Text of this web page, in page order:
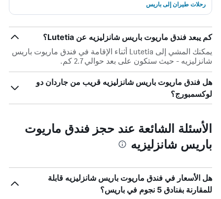
رحلات طيران إلى باريس
كم يبعد فندق ماريوت باريس شانزليزيه عن Lutetia؟
يمكنك المشي إلى Lutetia أثناء الإقامة في فندق ماريوت باريس
شانزليزيه - حيث ستكون على بعد حوالي 2.7 كم.
هل فندق ماريوت باريس شانزليزيه قريب من جاردان دو
لوكسمبورج؟
الأسئلة الشائعة عند حجز فندق ماريوت
باريس شانزليزيه
هل الأسعار في فندق ماريوت باريس شانزليزيه قابلة
للمقارنة بفنادق 5 نجوم في باريس؟